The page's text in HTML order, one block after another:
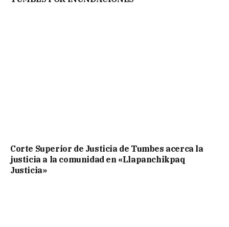
Corte Superior de Justicia de Tumbes acerca la
justicia a la comunidad en «Llapanchikpaq
Justicia»